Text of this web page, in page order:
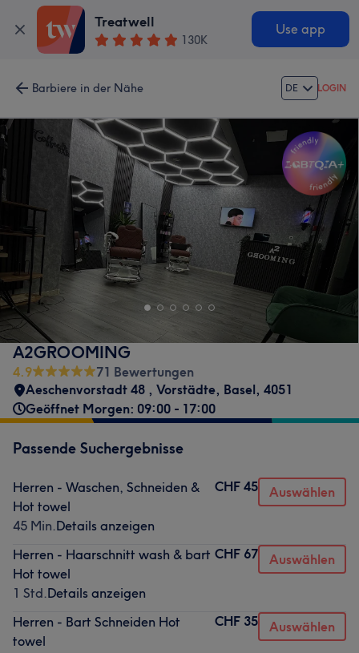
Treatwell
130K
Use app
Barbiere in der Nähe DE LOGIN
A2GROOMING
4.9
71 Bewertungen
Aeschenvorstadt 48 , Vorstädte, Basel, 4051
Geöffnet Morgen: 09:00 - 17:00
Passende Suchergebnisse
Herren - Waschen, Schneiden &
Hot towel
45 Min.Details anzeigen
CHF 45 Auswählen
Herren - Haarschnitt wash & bart
Hot towel
1 Std.Details anzeigen
CHF 67 Auswählen
Herren - Bart Schneiden Hot
towel
CHF 35 Auswählen